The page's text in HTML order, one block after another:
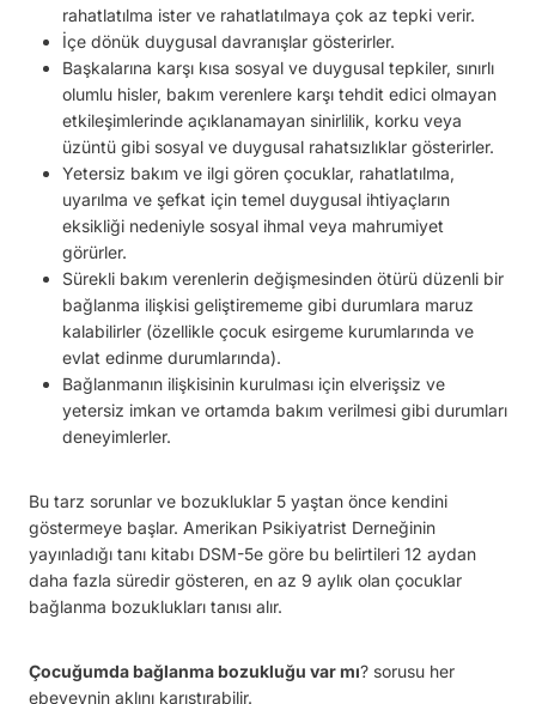
rahatlatılma ister ve rahatlatılmaya çok az tepki verir.
İçe dönük duygusal davranışlar gösterirler.
Başkalarına karşı kısa sosyal ve duygusal tepkiler, sınırlı
olumlu hisler, bakım verenlere karşı tehdit edici olmayan
etkileşimlerinde açıklanamayan sinirlilik, korku veya
üzüntü gibi sosyal ve duygusal rahatsızlıklar gösterirler.
Yetersiz bakım ve ilgi gören çocuklar, rahatlatılma,
uyarılma ve şefkat için temel duygusal ihtiyaçların
eksikliği nedeniyle sosyal ihmal veya mahrumiyet
görürler.
Sürekli bakım verenlerin değişmesinden ötürü düzenli bir
bağlanma ilişkisi geliştirememe gibi durumlara maruz
kalabilirler (özellikle çocuk esirgeme kurumlarında ve
evlat edinme durumlarında).
Bağlanmanın ilişkisinin kurulması için elverişsiz ve
yetersiz imkan ve ortamda bakım verilmesi gibi durumları
deneyimlerler.
Bu tarz sorunlar ve bozukluklar 5 yaştan önce kendini
göstermeye başlar. Amerikan Psikiyatrist Derneğinin
yayınladığı tanı kitabı DSM-5e göre bu belirtileri 12 aydan
daha fazla süredir gösteren, en az 9 aylık olan çocuklar
bağlanma bozuklukları tanısı alır.
Çocuğumda bağlanma bozukluğu var mı? sorusu her
ebeveynin aklını karıştırabilir.